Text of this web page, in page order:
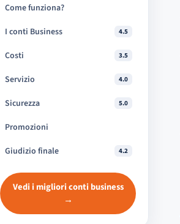
Come funziona?
I conti Business
4.5
Costi 3.5
Servizio 4.0
Sicurezza 5.0
Promozioni
Giudizio finale
4.2
Vedi i migliori conti business
→